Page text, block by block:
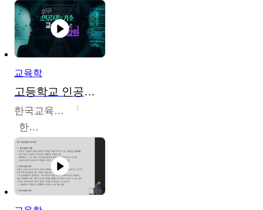
교육학
고등학교 인공지능 기초 교수ㆍ학습 역량 강화
한국교육학술정보원
한국교육학술정보원